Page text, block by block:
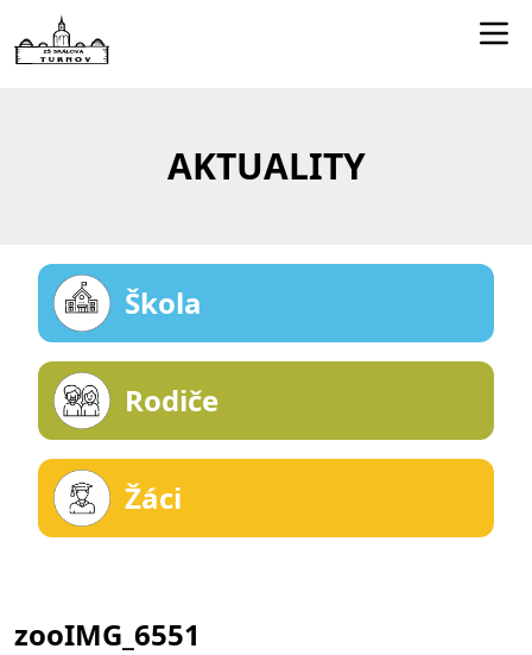
Kontakty
AKTUALITY
Škola
Rodiče
Žáci
zooIMG_6551